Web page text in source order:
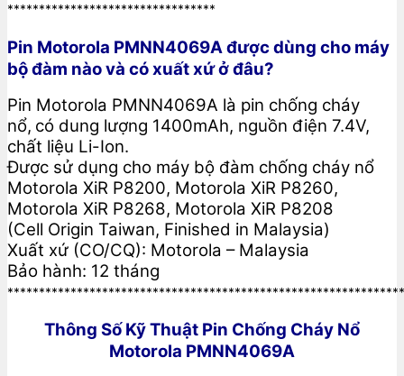
*********************************
Pin Motorola PMNN4069A được dùng cho máy
bộ đàm nào và có xuất xứ ở đâu?
Pin Motorola PMNN4069A là pin chống cháy
nổ, có dung lượng 1400mAh, nguồn điện 7.4V,
chất liệu Li-Ion.
Được sử dụng cho máy bộ đàm chống cháy nổ
Motorola XiR P8200, Motorola XiR P8260,
Motorola XiR P8268, Motorola XiR P8208
(Cell Origin Taiwan, Finished in Malaysia)
Xuất xứ (CO/CQ): Motorola – Malaysia
Bảo hành: 12 tháng
Thông Số Kỹ Thuật Pin Chống Cháy Nổ
Motorola PMNN4069A